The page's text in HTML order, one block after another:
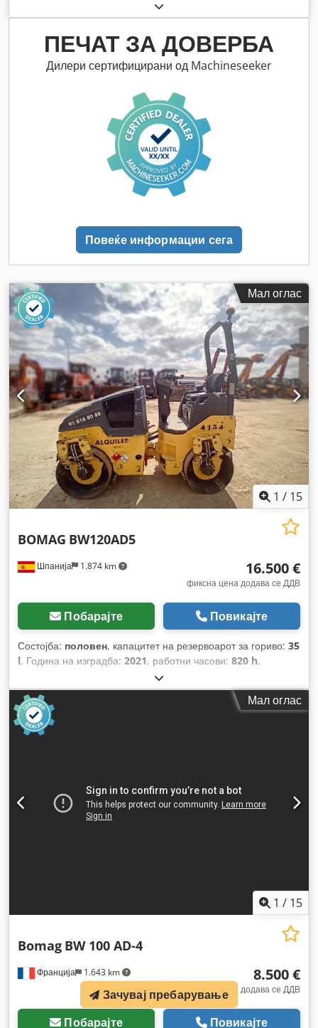
ПЕЧАТ ЗА ДОВЕРБА
Дилери сертифицирани од Machineseeker
Повеќе информации сега
Мал оглас
1 / 15
Шпанија 1.874 km
BOMAG BW120AD5
16.500 €
фиксна цена додава се ДДВ
Побарајте Повикајте
Состојба: половен, капацитет на резервоарот за гориво: 35
l, Година на изградба: 2021, работни часови: 820 h,
Мал оглас
1 / 15
Франција 1.643 km
Bomag BW 100 AD-4
8.500 €
фиксна цена додава се ДДВ
Побарајте Повикајте
Зачувај пребарување